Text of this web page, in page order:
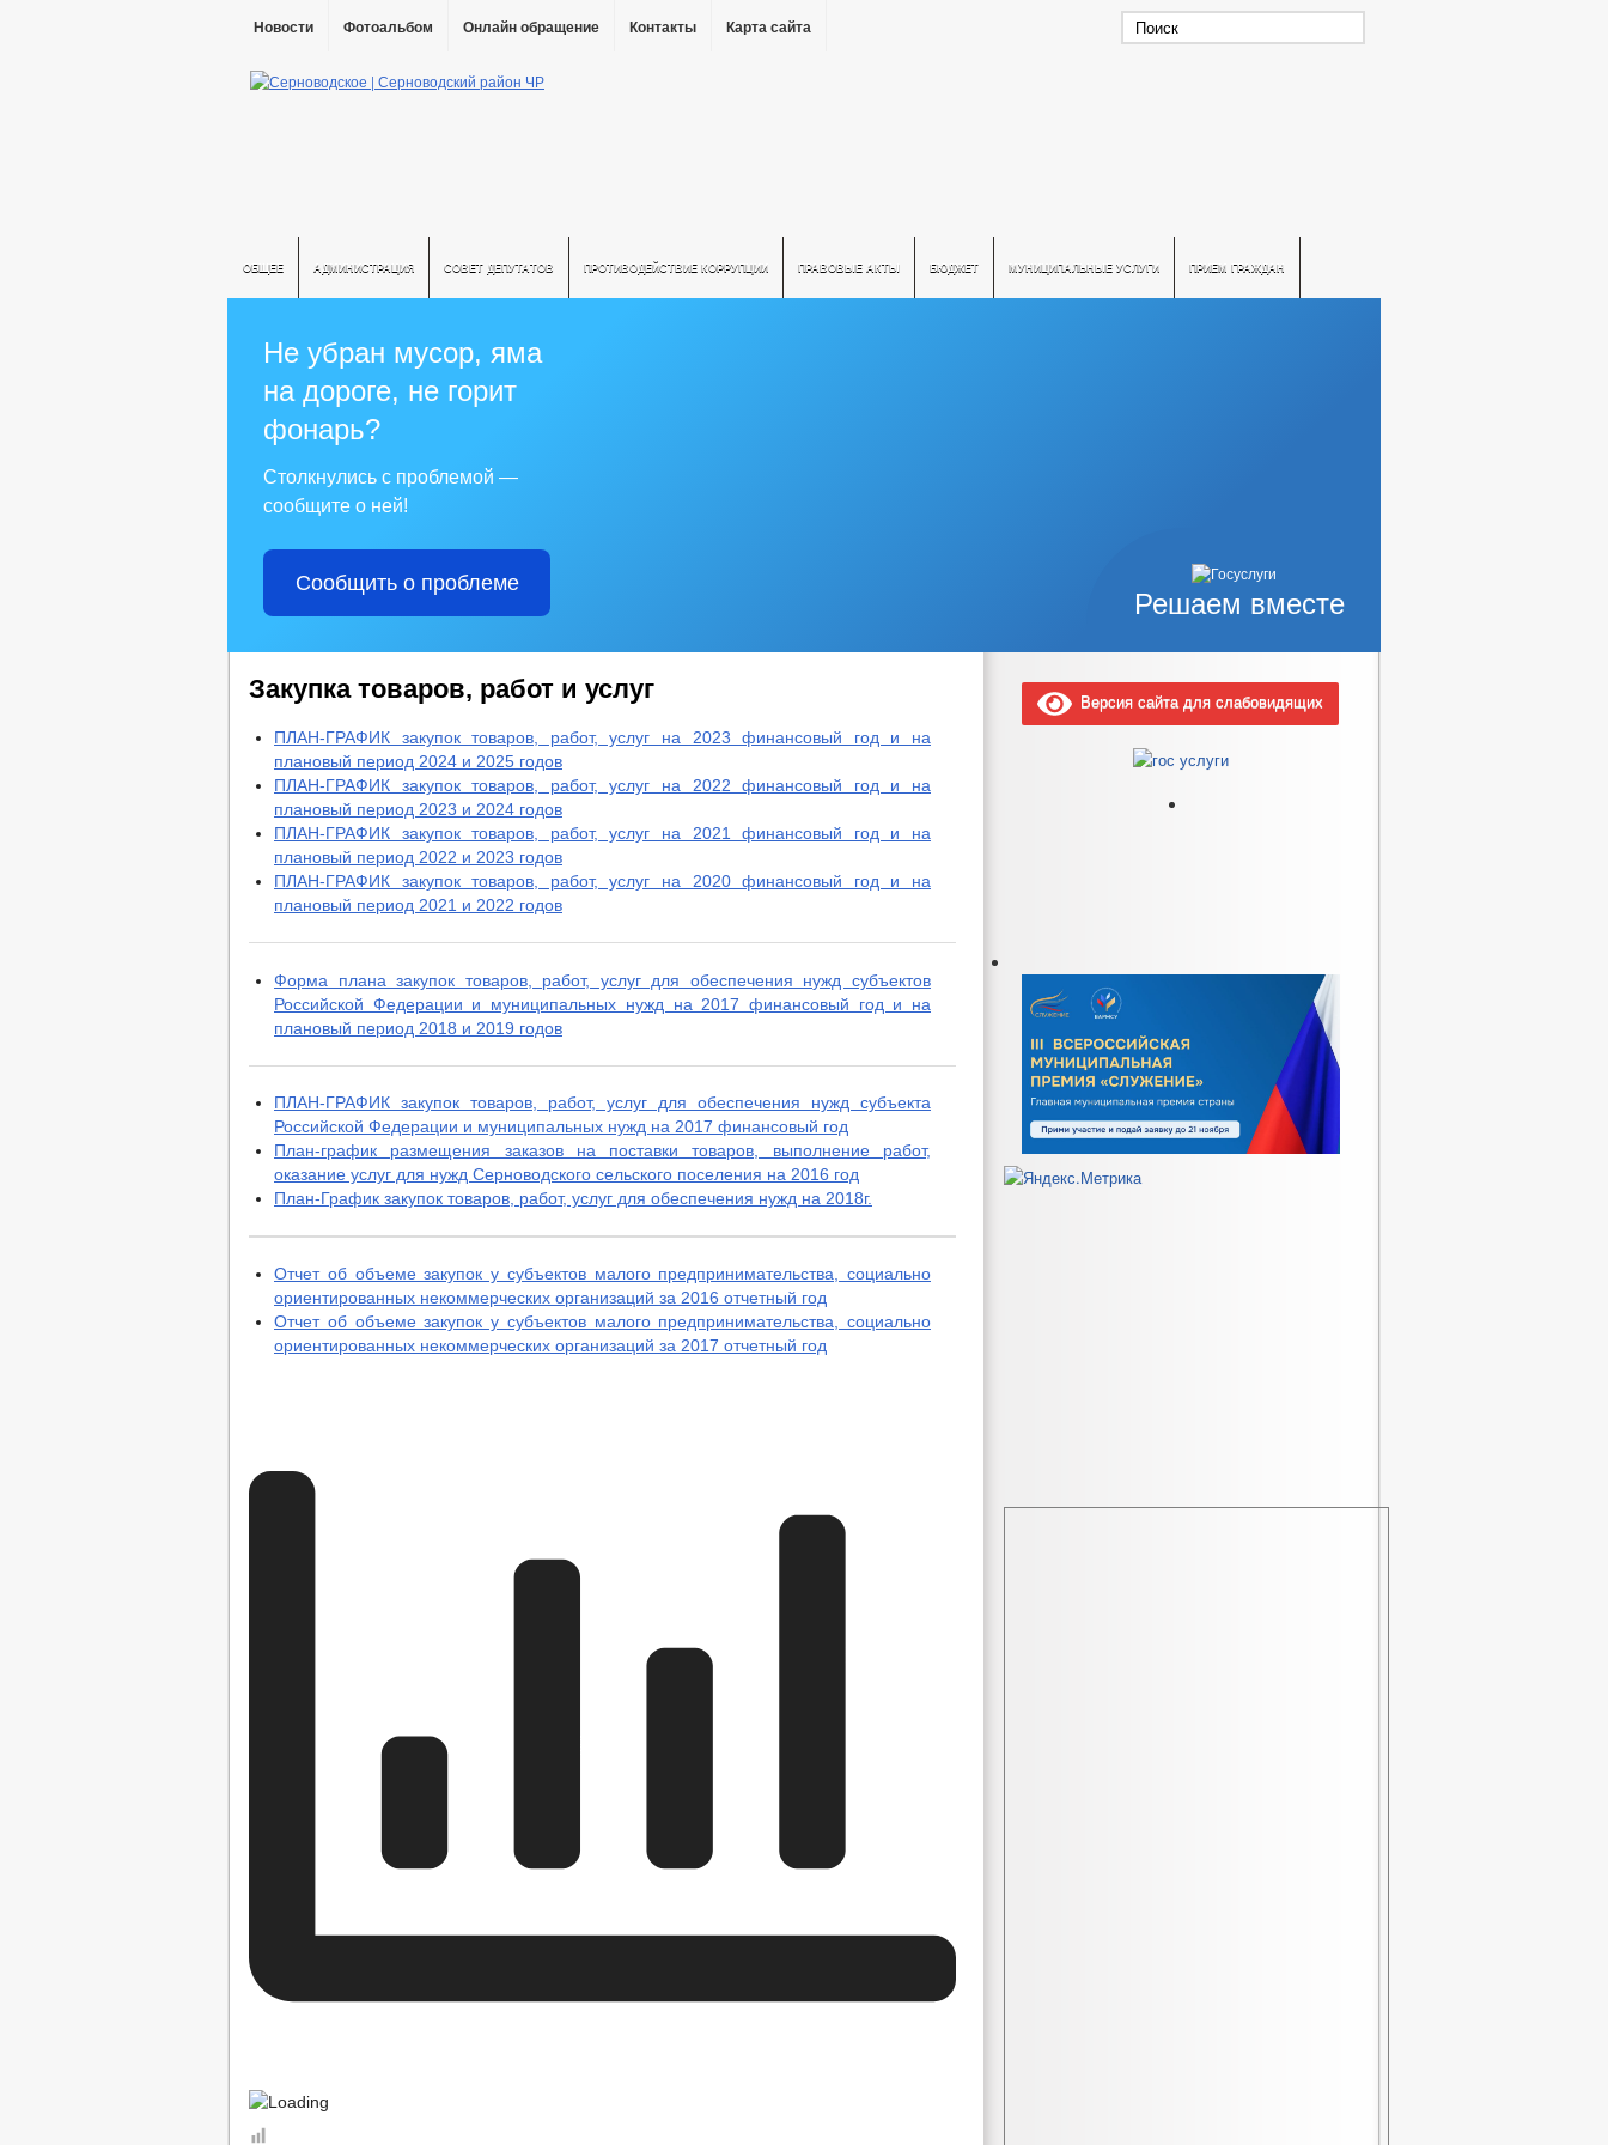
Новости Фотоальбом Онлайн обращение Контакты Карта сайта
ОБЩЕЕ АДМИНИСТРАЦИЯ СОВЕТ ДЕПУТАТОВ ПРОТИВОДЕЙСТВИЕ КОРРУПЦИИ ПРАВОВЫЕ АКТЫ БЮДЖЕТ МУНИЦИПАЛЬНЫЕ УСЛУГИ ПРИЕМ ГРАЖДАН
Решаем вместе
Не убран мусор, яма
на дороге, не горит
фонарь?
Столкнулись с проблемой —
сообщите о ней!
Сообщить о проблеме
Закупка товаров, работ и услуг
ПЛАН-ГРАФИК закупок товаров, работ, услуг на 2023 финансовый год и на
плановый период 2024 и 2025 годов
ПЛАН-ГРАФИК закупок товаров, работ, услуг на 2022 финансовый год и на
плановый период 2023 и 2024 годов
ПЛАН-ГРАФИК закупок товаров, работ, услуг на 2021 финансовый год и на
плановый период 2022 и 2023 годов
ПЛАН-ГРАФИК закупок товаров, работ, услуг на 2020 финансовый год и на
плановый период 2021 и 2022 годов
Форма плана закупок товаров, работ, услуг для обеспечения нужд субъектов
Российской Федерации и муниципальных нужд на 2017 финансовый год и на
плановый период 2018 и 2019 годов
ПЛАН-ГРАФИК закупок товаров, работ, услуг для обеспечения нужд субъекта
Российской Федерации и муниципальных нужд на 2017 финансовый год
План-график размещения заказов на поставки товаров, выполнение работ,
оказание услуг для нужд Серноводского сельского поселения на 2016 год
План-График закупок товаров, работ, услуг для обеспечения нужд на 2018г.
Отчет об объеме закупок у субъектов малого предпринимательства, социально
ориентированных некоммерческих организаций за 2016 отчетный год
Отчет об объеме закупок у субъектов малого предпринимательства, социально
ориентированных некоммерческих организаций за 2017 отчетный год
Версия сайта для слабовидящих